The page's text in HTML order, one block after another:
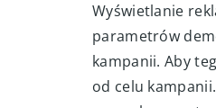
Złe
Wyświetlanie